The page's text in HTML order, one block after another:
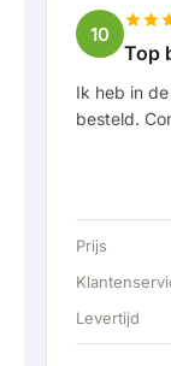
10
Top
Ik heb in
besteld.
werd ik
afspraak
een vaste
accu
Kortom;
Prijs
Levertijd